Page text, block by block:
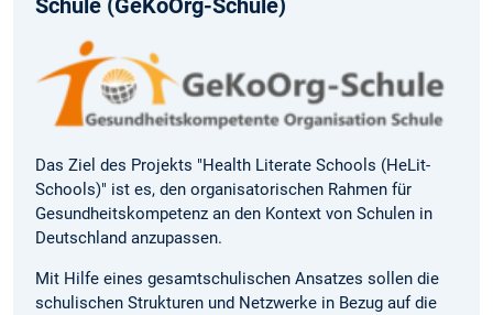
Schule (GeKoOrg-Schule)
Das Ziel des Projekts "Health Literate Schools (HeLit-
Schools)" ist es, den organisatorischen Rahmen für
Gesundheitskompetenz an den Kontext von Schulen in
Deutschland anzupassen.
Mit Hilfe eines gesamtschulischen Ansatzes sollen die
schulischen Strukturen und Netzwerke in Bezug auf die